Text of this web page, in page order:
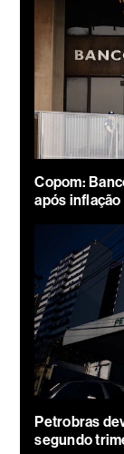
Copom:
após
Petrobras
segundo